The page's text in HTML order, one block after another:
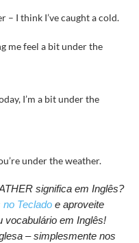
– I think I’ve caught a cold.
me feel a bit under the
I’m a bit under the
under the weather.
significa em Inglês?
no Teclado e aproveite
vocabulário em Inglês!
– simplesmente nos